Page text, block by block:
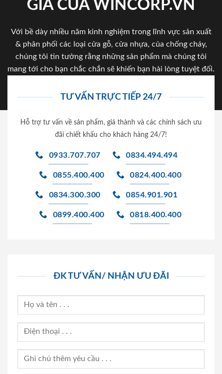
GIA CỦA WINCORP.VN
Với bề dày nhiều năm kinh nghiệm trong lĩnh vực sản xuất
& phân phối các loại cửa gỗ, cửa nhựa, của chống cháy,
chúng tôi tin tưởng rằng những sản phẩm mà chúng tôi
mang tới cho bạn chắc chắn sẽ khiến bạn hài lòng tuyệt đối.
TƯ VẤN TRỰC TIẾP 24/7
Hỗ trợ tư vấn về sản phẩm, giá thành và các chính sách ưu
đãi chiết khấu cho khách hàng 24/7!
0933.707.707 0834.494.494
0855.400.400 0824.400.400
0834.300.300 0854.901.901
0899.400.400 0818.400.400
ĐK TƯ VẤN/ NHẬN ƯU ĐÃI